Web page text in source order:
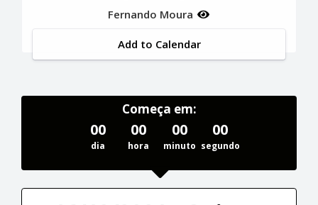
Fernando Moura
Add to Calendar
Começa em:
00
dia
00
hora
00
minuto
00
segundo